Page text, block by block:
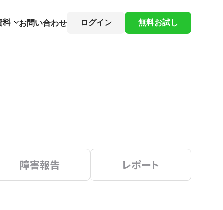
料 お問い合わせ ログイン 無料お試し
障害報告 レポート